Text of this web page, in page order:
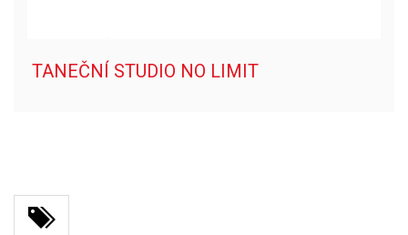
TANEČNÍ STUDIO NO LIMIT